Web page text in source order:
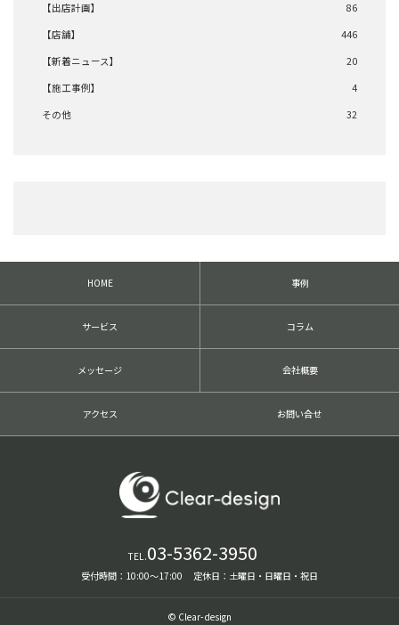
【出店計画】
86
【店舗】
446
【新着ニュース】
20
【施工事例】
4
その他
32
HOME 事例
サービス コラム
メッセージ 会社概要
アクセス お問い合せ
TEL.03-5362-3950
受付時間：10:00〜17:00 定休日：土曜日・日曜日・祝日
© Clear-design